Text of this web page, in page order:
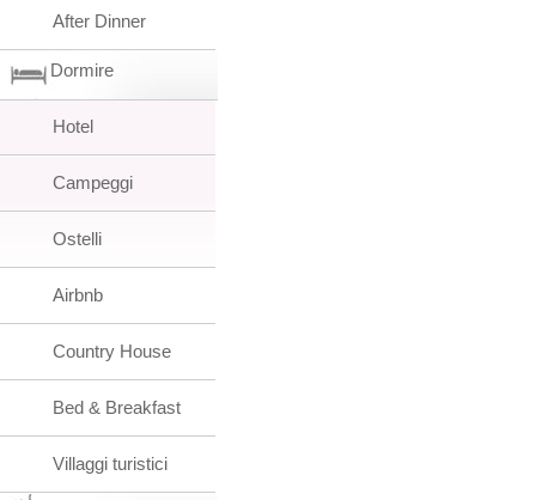
After Dinner
Dormire
Hotel
Campeggi
Ostelli
Airbnb
Country House
Bed & Breakfast
Villaggi turistici